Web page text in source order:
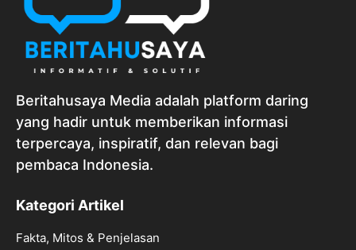
Beritahusaya Media adalah platform daring
yang hadir untuk memberikan informasi
terpercaya, inspiratif, dan relevan bagi
pembaca Indonesia.
Kategori Artikel
Fakta, Mitos & Penjelasan